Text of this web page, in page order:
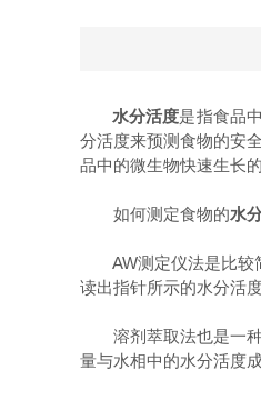
水分活度是指食品
分活度来预测食物的安
品中的微生物快速生长
如何测定食物的水
AW测定仪法是比较简
读出指针所示的水分活
溶剂萃取法也是一种
量与水相中的水分活度